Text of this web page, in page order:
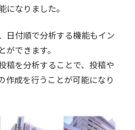
なりました。
日付順で分析する機能もイン
できます。
稿を分析することで、投稿や
作成を行うことが可能になり